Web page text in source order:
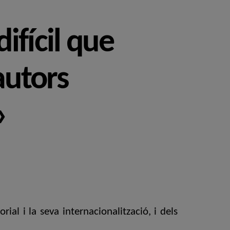
que
i la seva internacionalització, i dels